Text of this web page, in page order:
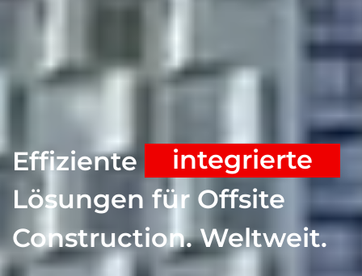
Effiziente
integrierte
Lösungen für Offsite
Construction. Weltweit.